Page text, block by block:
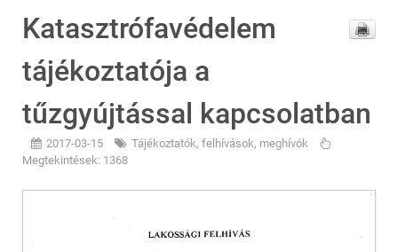
Katasztrófavédelem
tájékoztatója a
tűzgyújtással kapcsolatban
2017-03-15
Tájékoztatók, felhívások, meghívók
Megtekintések: 1368